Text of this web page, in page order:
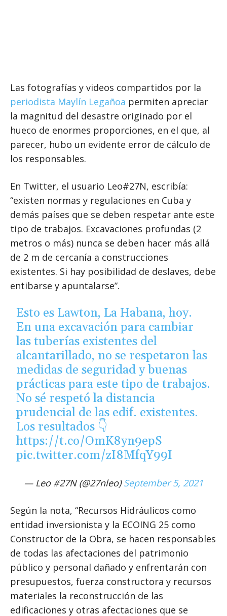
Las fotografías y videos compartidos por la
periodista Maylín Legañoa permiten apreciar
la magnitud del desastre originado por el
hueco de enormes proporciones, en el que, al
parecer, hubo un evidente error de cálculo de
los responsables.
En Twitter, el usuario Leo#27N, escribía:
“existen normas y regulaciones en Cuba y
demás países que se deben respetar ante este
tipo de trabajos. Excavaciones profundas (2
metros o más) nunca se deben hacer más allá
de 2 m de cercanía a construcciones
existentes. Si hay posibilidad de deslaves, debe
entibarse y apuntalarse”.
Esto es Lawton, La Habana, hoy.
En una excavación para cambiar
las tuberías existentes del
alcantarillado, no se respetaron las
medidas de seguridad y buenas
prácticas para este tipo de trabajos.
No sé respetó la distancia
prudencial de las edif. existentes.
Los resultados 👇
https://t.co/OmK8yn9epS
pic.twitter.com/zI8MfqY99I
— Leo #27N (@27nleo)September 5, 2021
Según la nota, “Recursos Hidráulicos como
entidad inversionista y la ECOING 25 como
Constructor de la Obra, se hacen responsables
de todas las afectaciones del patrimonio
público y personal dañado y enfrentarán con
presupuestos, fuerza constructora y recursos
materiales la reconstrucción de las
edificaciones y otras afectaciones que se